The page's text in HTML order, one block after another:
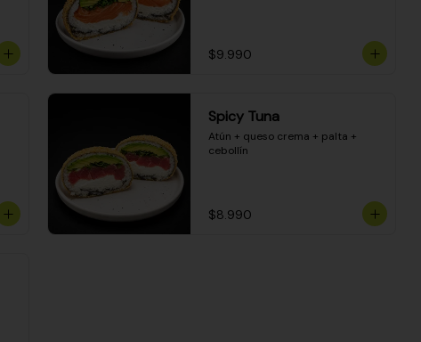
$9.990
Spicy Tuna
Atún + queso crema + palta +
cebollín
$8.990